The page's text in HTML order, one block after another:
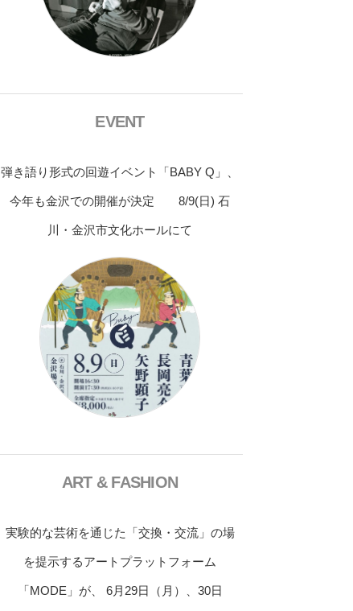
EVENT
弾き語り形式の回遊イベント「BABY Q」、
今年も金沢での開催が決定 8/9(日) 石
川・金沢市文化ホールにて
ART & FASHION
実験的な芸術を通じた「交換・交流」の場
を提示するアートプラットフォーム
「MODE」が、 6月29日（月）、30日